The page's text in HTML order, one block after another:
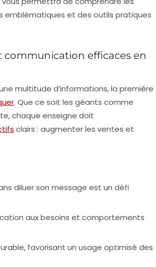
emblématiques et des outils pratiques
communication efficaces en
multitude d’informations, la première
. Que ce soit les géants comme
chaque enseigne doit
clairs : augmenter les ventes et
diluer son message est un défi
aux besoins et comportements
favorisant un usage optimisé des